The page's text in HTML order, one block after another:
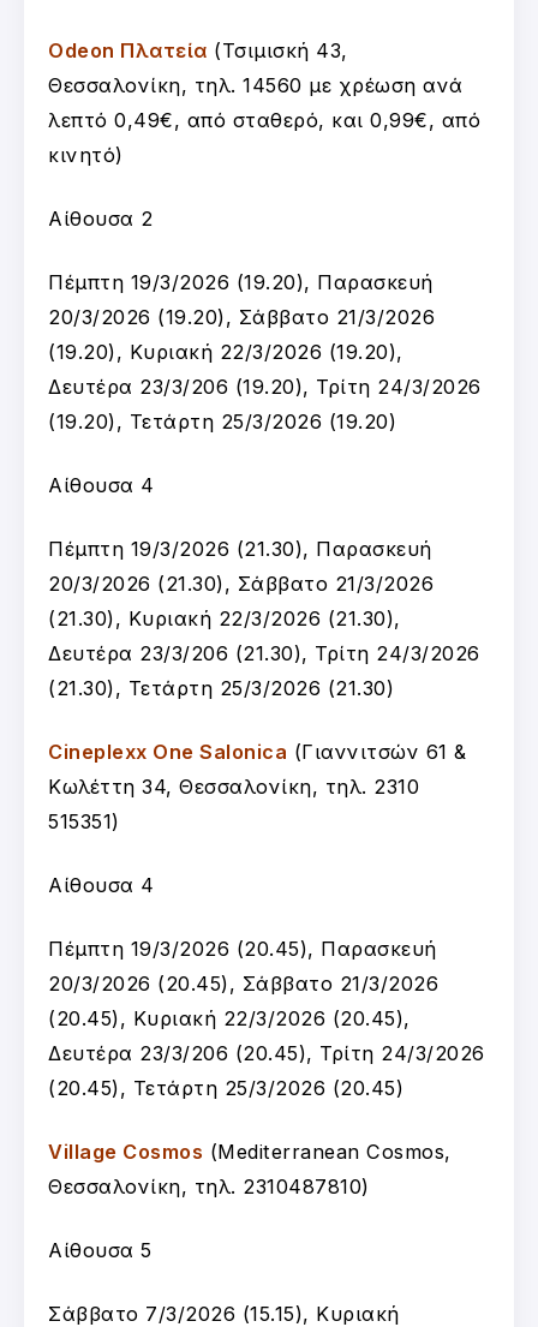
Odeon Πλατεία (Τσιμισκή 43,
Θεσσαλονίκη, τηλ. 14560 με χρέωση ανά
λεπτό 0,49€, από σταθερό, και 0,99€, από
κινητό)
Αίθουσα 2
Πέμπτη 19/3/2026 (19.20), Παρασκευή
20/3/2026 (19.20), Σάββατο 21/3/2026
(19.20), Κυριακή 22/3/2026 (19.20),
Δευτέρα 23/3/206 (19.20), Τρίτη 24/3/2026
(19.20), Τετάρτη 25/3/2026 (19.20)
Αίθουσα 4
Πέμπτη 19/3/2026 (21.30), Παρασκευή
20/3/2026 (21.30), Σάββατο 21/3/2026
(21.30), Κυριακή 22/3/2026 (21.30),
Δευτέρα 23/3/206 (21.30), Τρίτη 24/3/2026
(21.30), Τετάρτη 25/3/2026 (21.30)
Cineplexx One Salonica (Γιαννιτσών 61 &
Κωλέττη 34, Θεσσαλονίκη, τηλ. 2310
515351)
Αίθουσα 4
Πέμπτη 19/3/2026 (20.45), Παρασκευή
20/3/2026 (20.45), Σάββατο 21/3/2026
(20.45), Κυριακή 22/3/2026 (20.45),
Δευτέρα 23/3/206 (20.45), Τρίτη 24/3/2026
(20.45), Τετάρτη 25/3/2026 (20.45)
Village Cosmos (Mediterranean Cosmos,
Θεσσαλονίκη, τηλ. 2310487810)
Αίθουσα 5
Σάββατο 7/3/2026 (15.15), Κυριακή